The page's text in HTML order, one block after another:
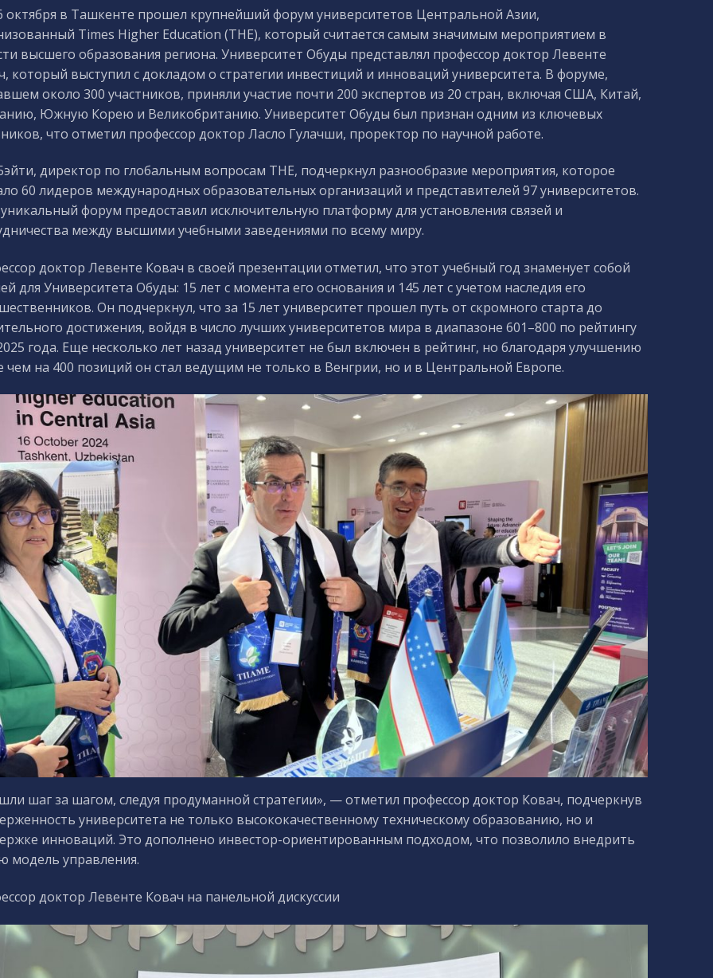
октября в Ташкенте прошел крупнейший форум университетов Центральной Азии,
Times Higher Education (THE), который считается самым значимым мероприятием в
высшего образования региона. Университет Обуды представлял профессор доктор Левенте
который выступил с докладом о стратегии инвестиций и инноваций университета. В форуме,
около 300 участников, приняли участие почти 200 экспертов из 20 стран, включая США, Китай,
Южную Корею и Великобританию. Университет Обуды был признан одним из ключевых
что отметил профессор доктор Ласло Гулачши, проректор по научной работе.
директор по глобальным вопросам THE, подчеркнул разнообразие мероприятия, которое
60 лидеров международных образовательных организаций и представителей 97 университетов.
форум предоставил исключительную платформу для установления связей и
между высшими учебными заведениями по всему миру.
доктор Левенте Ковач в своей презентации отметил, что этот учебный год знаменует собой
для Университета Обуды: 15 лет с момента его основания и 145 лет с учетом наследия его
Он подчеркнул, что за 15 лет университет прошел путь от скромного старта до
достижения, войдя в число лучших университетов мира в диапазоне 601–800 по рейтингу
года. Еще несколько лет назад университет не был включен в рейтинг, но благодаря улучшению
чем на 400 позиций он стал ведущим не только в Венгрии, но и в Центральной Европе.
шаг за шагом, следуя продуманной стратегии», — отметил профессор доктор Ковач, подчеркнув
университета не только высококачественному техническому образованию, но и
инноваций. Это дополнено инвестор-ориентированным подходом, что позволило внедрить
модель управления.
доктор Левенте Ковач на панельной дискуссии